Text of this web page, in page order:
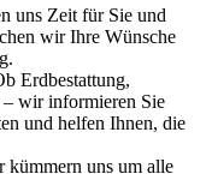
uns Zeit für Sie und
wir Ihre Wünsche
Erdbestattung,
– wir informieren Sie
und helfen Ihnen, die
kümmern uns um alle